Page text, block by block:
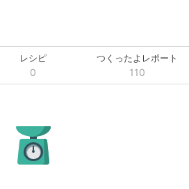
レシピ
0
つくったよレポート
110